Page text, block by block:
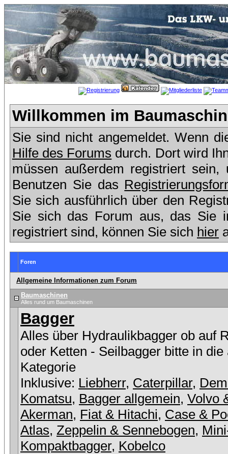
Willkommen im
Sie sind nicht angemeldet. Wenn
Hilfe des Forums durch. Dort wird
müssen außerdem registriert
Benutzen Sie das
Sie sich ausführlich über den
Sie sich das Forum aus, das Sie
registriert sind, können Sie sich hier
Foren
Allgemeine Informationen zum Forum
Baumaschinen
Alles rund um Baumaschinen
Bagger
Alles über Hydraulikbagger ob auf
oder Ketten - Seilbagger bitte in die
Kategorie
Inklusive: Liebherr, Caterpillar,
Komatsu, Bagger allgemein, Volvo
Akerman, Fiat & Hitachi, Case &
Atlas, Zeppelin & Sennebogen,
Kompaktbagger, Kobelco